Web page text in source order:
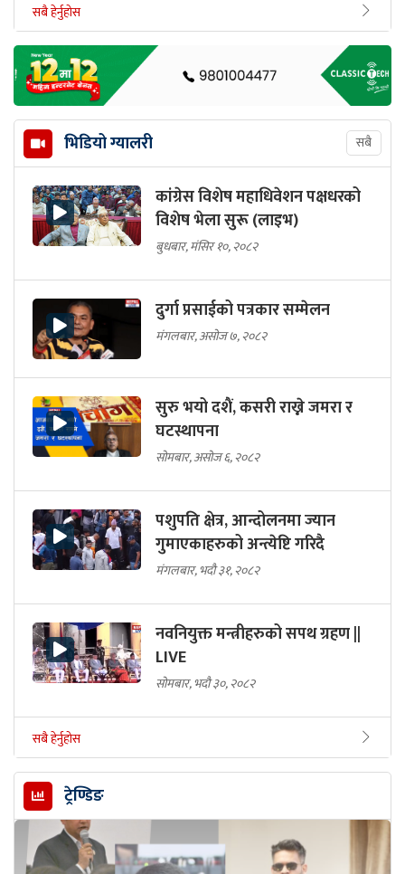
सबै हेर्नुहोस
भिडियो ग्यालरी सबै
कांग्रेस विशेष महाधिवेशन पक्षधरको
विशेष भेला सुरू (लाइभ)
बुधबार, मंसिर १०, २०८२
दुर्गा प्रसाईको पत्रकार सम्मेलन
मंगलबार, असोज ७, २०८२
सुरु भयो दशैं, कसरी राख्ने जमरा र
घटस्थापना
सोमबार, असोज ६, २०८२
पशुपति क्षेत्र, आन्दोलनमा ज्यान
गुमाएकाहरुको अन्त्येष्टि गरिदै
मंगलबार, भदौ ३१, २०८२
नवनियुक्त मन्त्रीहरुको सपथ ग्रहण ||
LIVE
सोमबार, भदौ ३०, २०८२
सबै हेर्नुहोस
ट्रेण्डिङ